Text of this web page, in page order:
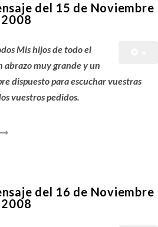
del 15 de Noviembre
Mis hijos de todo el
abrazo muy grande y un
dispuesto para escuchar vuestras
vuestros pedidos.
del 16 de Noviembre